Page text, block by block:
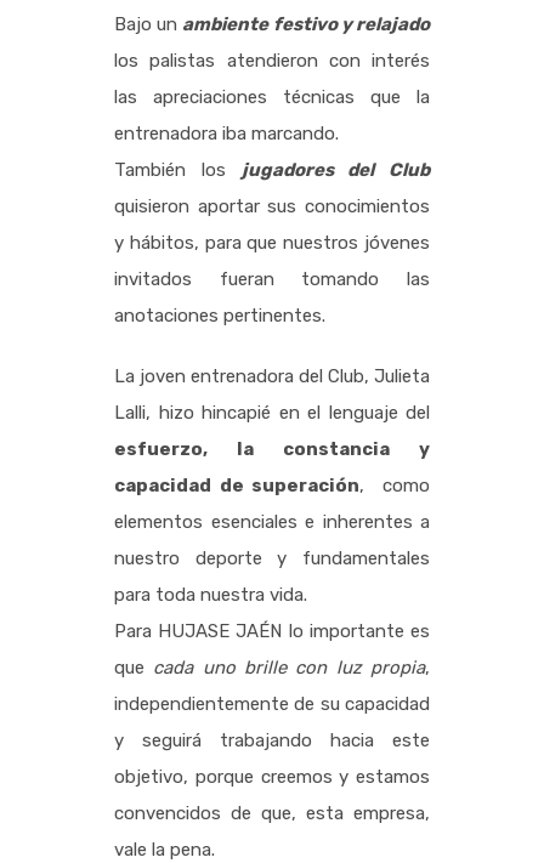
Bajo un ambiente festivo y relajado
los palistas atendieron con interés
las apreciaciones técnicas que la
entrenadora iba marcando.
También los jugadores del Club
quisieron aportar sus conocimientos
y hábitos, para que nuestros jóvenes
invitados fueran tomando las
anotaciones pertinentes.
La joven entrenadora del Club, Julieta
Lalli, hizo hincapié en el lenguaje del
esfuerzo, la constancia y
capacidad de superación, como
elementos esenciales e inherentes a
nuestro deporte y fundamentales
para toda nuestra vida.
Para HUJASE JAÉN lo importante es
que cada uno brille con luz propia,
independientemente de su capacidad
y seguirá trabajando hacia este
objetivo, porque creemos y estamos
convencidos de que, esta empresa,
vale la pena.